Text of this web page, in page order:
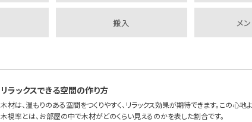
搬入 メ
リラックスできる空間の作り方
木材は、温もりのある空間をつくりやすく、リラックス効果が期待できます。この心
木視率とは、お部屋の中で木材がどのくらい見えるのかを表した割合です。